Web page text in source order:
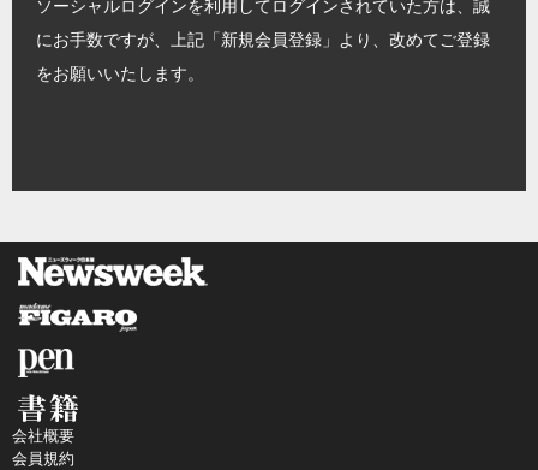
ソーシャルログインを利用してログインされていた方は、誠
にお手数ですが、上記「新規会員登録」より、改めてご登録
をお願いいたします。
会社概要
会員規約